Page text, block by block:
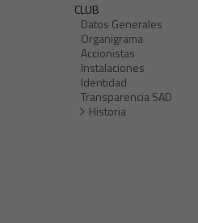
CLUB
Datos Generales
Organigrama
Accionistas
Instalaciones
Identidad
Transparencia SAD
Historia